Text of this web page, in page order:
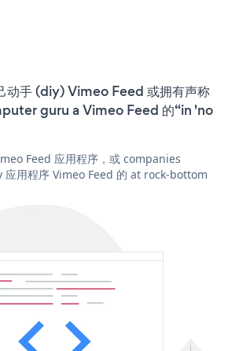
动手 (diy) Vimeo Feed 或拥有声称
guru a Vimeo Feed 的“in 'no
Feed 应用程序，或 companies
用程序 Vimeo Feed 的 at rock-bottom